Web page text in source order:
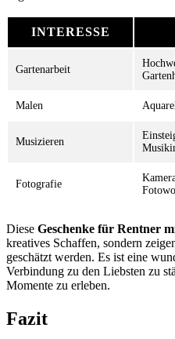
INTERESSE
Gartenarbeit
Malen
Musizieren
Fotografie
Diese Geschenke für Rentner
kreatives Schaffen, sondern
geschätzt werden. Es ist eine
Verbindung zu den Liebsten zu
Momente zu erleben.
Fazit